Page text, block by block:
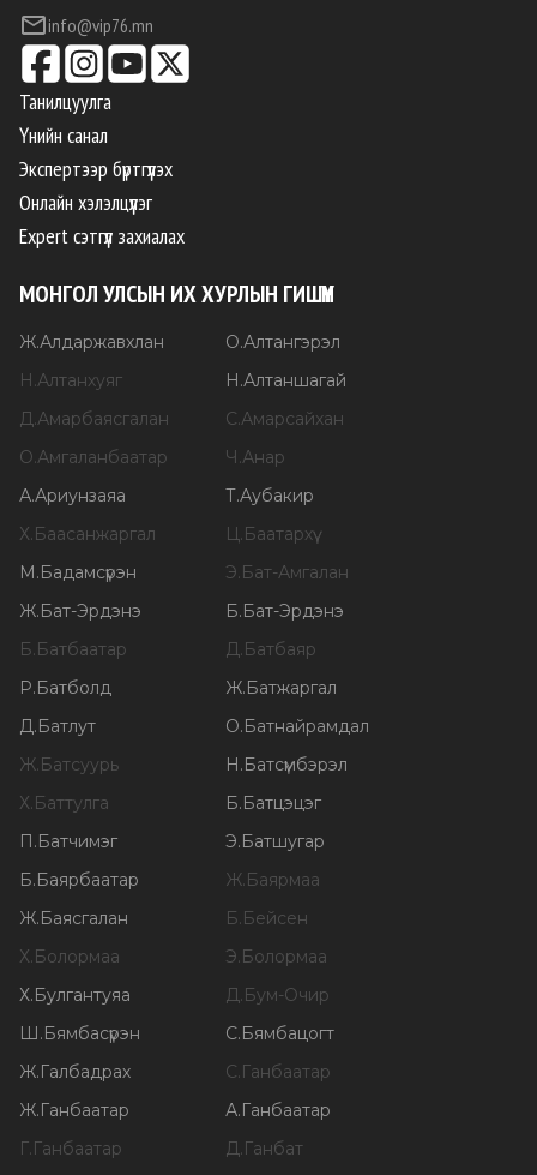
info@vip76.mn
Танилцуулга
Үнийн санал
Экспертээр бүртгүүлэх
Онлайн хэлэлцүүлэг
Expert сэтгүүл захиалах
МОНГОЛ УЛСЫН ИХ ХУРЛЫН ГИШҮҮН
Ж.Алдаржавхлан О.Алтангэрэл
Н.Алтанхуяг Н.Алтаншагай
Д.Амарбаясгалан С.Амарсайхан
О.Амгаланбаатар Ч.Анар
А.Ариунзаяа Т.Аубакир
Х.Баасанжаргал Ц.Баатархүү
М.Бадамсүрэн Э.Бат-Амгалан
Ж.Бат-Эрдэнэ Б.Бат-Эрдэнэ
Б.Батбаатар Д.Батбаяр
Р.Батболд Ж.Батжаргал
Д.Батлут О.Батнайрамдал
Ж.Батсуурь Н.Батсүмбэрэл
Х.Баттулга Б.Батцэцэг
П.Батчимэг Э.Батшугар
Б.Баярбаатар Ж.Баярмаа
Ж.Баясгалан Б.Бейсен
Х.Болормаа Э.Болормаа
Х.Булгантуяа Д.Бум-Очир
Ш.Бямбасүрэн С.Бямбацогт
Ж.Галбадрах С.Ганбаатар
Ж.Ганбаатар А.Ганбаатар
Г.Ганбаатар Д.Ганбат